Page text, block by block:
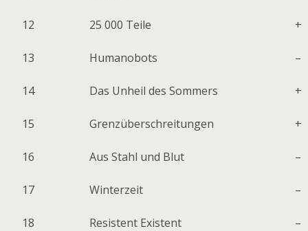
12 25 000 Teile +
13 Humanobots –
14 Das Unheil des Sommers +
15 Grenzüberschreitungen +
16 Aus Stahl und Blut –
17 Winterzeit –
18 Resistent Existent –